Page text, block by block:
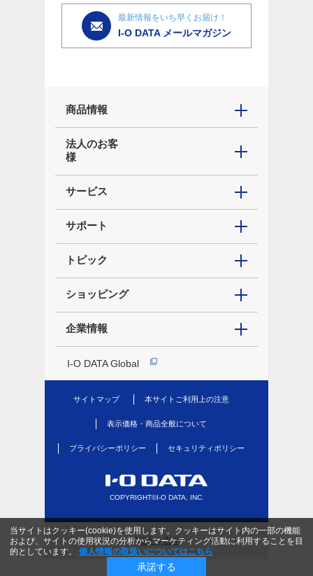
最新情報をいち早くお届け！
I-O DATA メールマガジン
商品情報
法人のお客
様
サービス
サポート
トピック
ショッピング
企業情報
I-O DATA Global
サイトマップ 本サイトご利用上の注意
表示価格・商品全般について
プライバシーポリシー セキュリティポリシー
COPYRIGHT©I-O DATA, INC.
当サイトはクッキー(cookie)を使用します。クッキーはサイト内の一部の機能
および、サイトの使用状況の分析からマーケティング活動に利用することを目
的としています。
個人情報の取扱いについてはこちら
承諾する
PC版を表示